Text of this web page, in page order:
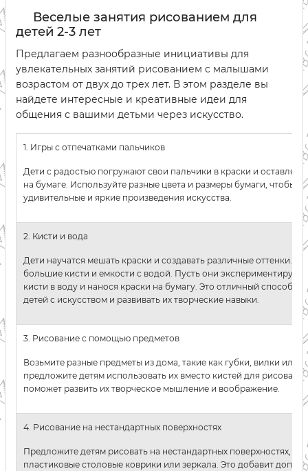
Веселые занятия рисованием для
детей 2-3 лет
Предлагаем разнообразные инициативы для
увлекательных занятий рисованием с малышами
возрастом от двух до трех лет. В этом разделе вы
найдете интересные и креативные идеи для
общения с вашими детьми через искусство.
1. Игры с отпечатками пальчиков
Дети с радостью погружают свои пальчики в краски и оставляют
на бумаге. Используйте разные цвета и размеры бумаги, чтобы
удивительные и яркие произведения искусства.
2. Кисти и вода
Дети научатся мешать краски и создавать различные оттенки.
большие кисти и емкости с водой. Пусть они
кисти в воду и нанося краски на бумагу. Это отличный способ
детей с искусством и развивать их творческие навыки.
3. Рисование с помощью предметов
Возьмите разные предметы из дома, такие как губки, вилки или
предложите детям использовать их вместо кистей для
поможет развить их творческое мышление и воображение.
4. Рисование на нестандартных поверхностях
Предложите детям рисовать на нестандартных поверхностях,
пластиковые столовые коврики или зеркала. Это добавит